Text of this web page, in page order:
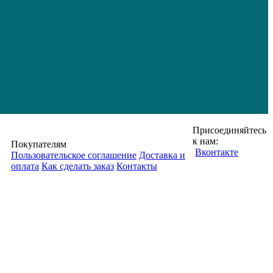
Покупателям
Пользовательское соглашение Доставка и
оплата Как сделать заказ Контакты
Присоединяйтесь
к нам:
Вконтакте